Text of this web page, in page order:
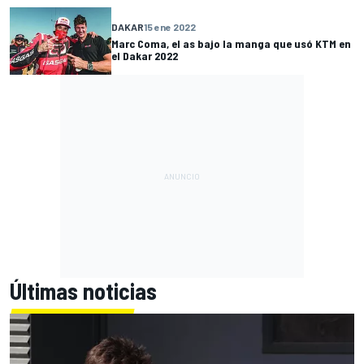
DAKAR15 ene 2022
Marc Coma, el as bajo la manga que usó KTM en
el Dakar 2022
Últimas noticias